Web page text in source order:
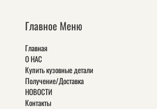
Главное Меню
Главная
О НАС
Купить кузовные детали
Получение/Доставка
НОВОСТИ
Контакты